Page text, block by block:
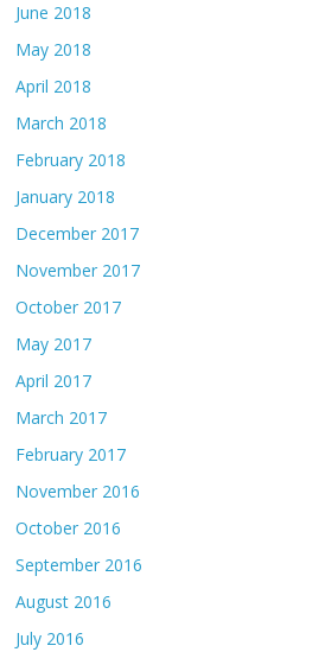
June 2018
May 2018
April 2018
March 2018
February 2018
January 2018
December 2017
November 2017
October 2017
May 2017
April 2017
March 2017
February 2017
November 2016
October 2016
September 2016
August 2016
July 2016